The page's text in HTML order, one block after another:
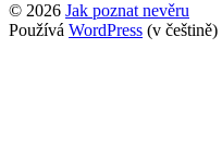
© 2026 Jak poznat nevěru
Používá WordPress (v češtině)